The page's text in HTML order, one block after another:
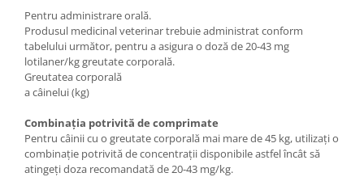
Pentru administrare orală.
Produsul medicinal veterinar trebuie administrat conform
tabelului următor, pentru a asigura o doză de 20-43 mg
lotilaner/kg greutate corporală.
Greutatea corporală
a câinelui (kg)
Combinația potrivită de comprimate
Pentru câinii cu o greutate corporală mai mare de 45 kg, utilizați o
combinație potrivită de concentrații disponibile astfel încât să
atingeți doza recomandată de 20-43 mg/kg.